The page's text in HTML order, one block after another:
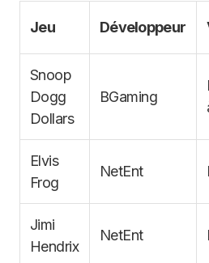
Jeu Développeur
Snoop
Dogg
Dollars
BGaming
Elvis
Frog
NetEnt
Jimi
Hendrix
NetEnt